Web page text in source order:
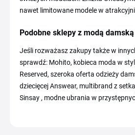
nawet limitowane modele w
Podobne sklepy z modą damską
Jeśli rozważasz zakupy także w
sprawdź: Mohito, kobieca moda w
Reserved, szeroka oferta odzieży
dziecięcej Answear, multibrand z
Sinsay , modne ubrania w